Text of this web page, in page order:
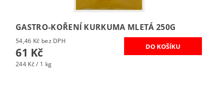
GASTRO-KOŘENÍ KURKUMA MLETÁ 250G
54,46 Kč bez DPH
61 Kč
244 Kč / 1 kg